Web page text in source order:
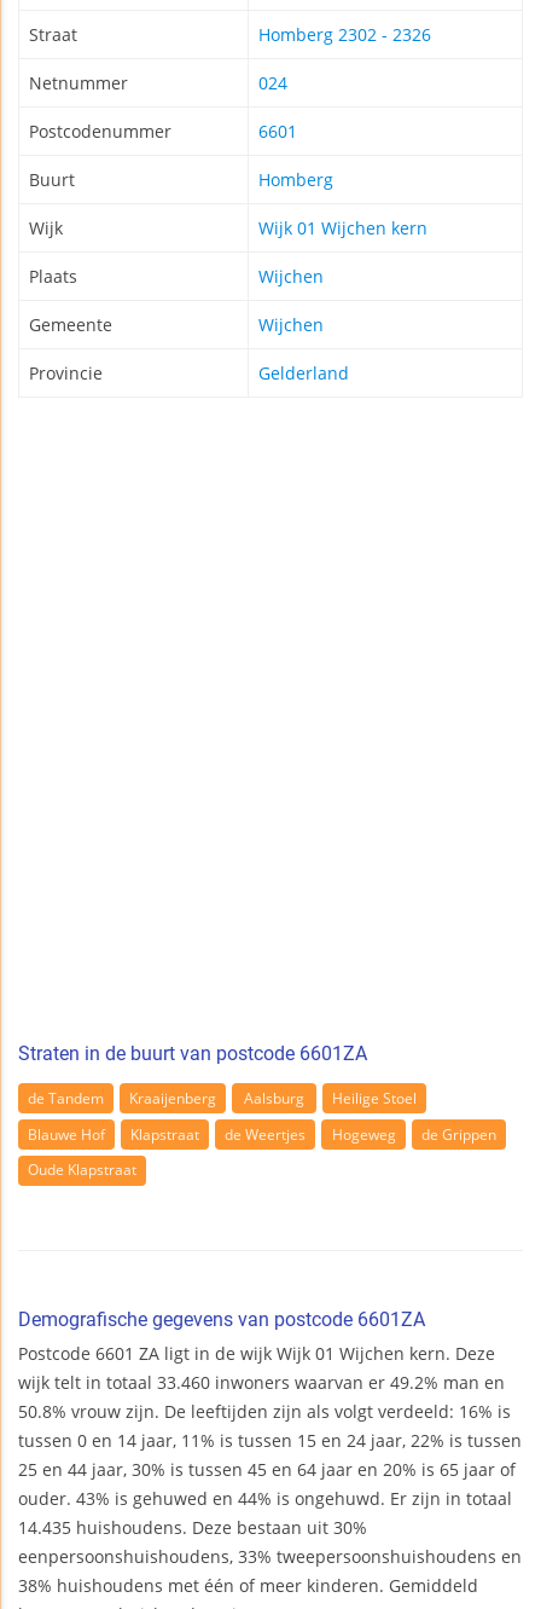
Straat Homberg 2302 - 2326
Netnummer 024
Postcodenummer 6601
Buurt Homberg
Wijk Wijk 01 Wijchen kern
Plaats Wijchen
Gemeente Wijchen
Provincie Gelderland
Straten in de buurt van postcode 6601ZA
de Tandem Kraaijenberg Aalsburg
Heilige Stoel
Blauwe Hof
Klapstraat de Weertjes Hogeweg
de Grippen
Oude Klapstraat
Demografische gegevens van postcode 6601ZA
Postcode 6601 ZA ligt in de wijk Wijk 01 Wijchen kern. Deze
wijk telt in totaal 33.460 inwoners waarvan er 49.2% man en
50.8% vrouw zijn. De leeftijden zijn als volgt verdeeld: 16% is
tussen 0 en 14 jaar, 11% is tussen 15 en 24 jaar, 22% is tussen
25 en 44 jaar, 30% is tussen 45 en 64 jaar en 20% is 65 jaar of
ouder. 43% is gehuwed en 44% is ongehuwd. Er zijn in totaal
14.435 huishoudens. Deze bestaan uit 30%
eenpersoonshuishoudens, 33% tweepersoonshuishoudens en
38% huishoudens met één of meer kinderen. Gemiddeld